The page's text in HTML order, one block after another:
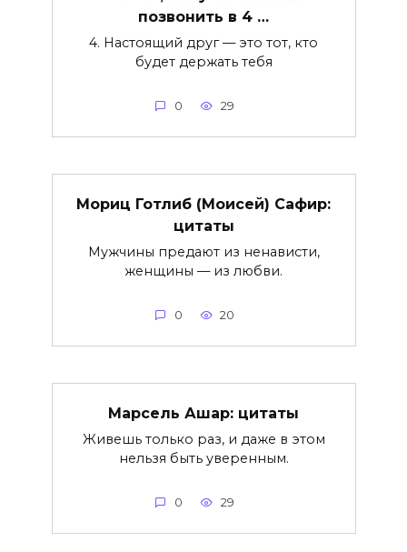
позвонить в 4 …
4. Настоящий друг — это тот, кто
будет держать тебя
0 29
Мориц Готлиб (Моисей) Сафир:
цитаты
Мужчины предают из ненависти,
женщины — из любви.
0 20
Марсель Ашар: цитаты
Живешь только раз, и даже в этом
нельзя быть уверенным.
0 29